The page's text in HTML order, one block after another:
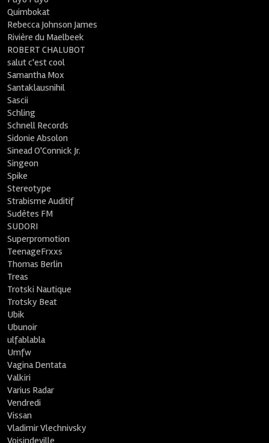
Quimbokat
Rebecca Johnson James
Rivière du Maelbeek
ROBERT CHALUBOT
salut c'est cool
Samantha Mox
Santaklausnihil
Sascii
Schling
Schnell Records
Sidonie Absolon
Sinead O'Connick Jr.
Singeon
Spike
Stereotype
Strabisme Auditif
Sudètes FM
SUDORI
Superpromotion
TeenageFrxxs
Thomas Berlin
Treas
Trotski Nautique
Trotsky Beat
Ubik
Ubunoir
ulfablabla
Umfw
Vagina Dentata
Valkiri
Varius Radar
Vendredi
Vissan
Vladimir Vlechnivsky
Voisindeville